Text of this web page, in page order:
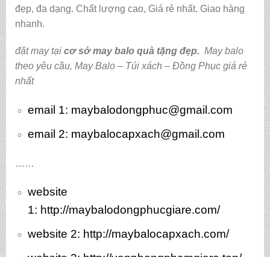
đẹp, đa dạng. Chất lượng cao, Giá rẻ nhất. Giao hàng
nhanh.
đặt may tại cơ sở may balo quà tặng đẹp. May balo
theo yêu cầu, May Balo – Túi xách – Đồng Phục giá rẻ
nhất
email 1: maybalodongphuc@gmail.com
email 2: maybalocapxach@gmail.com
……
website
1: http://maybalodongphucgiare.com/
website 2: http://maybalocapxach.com/